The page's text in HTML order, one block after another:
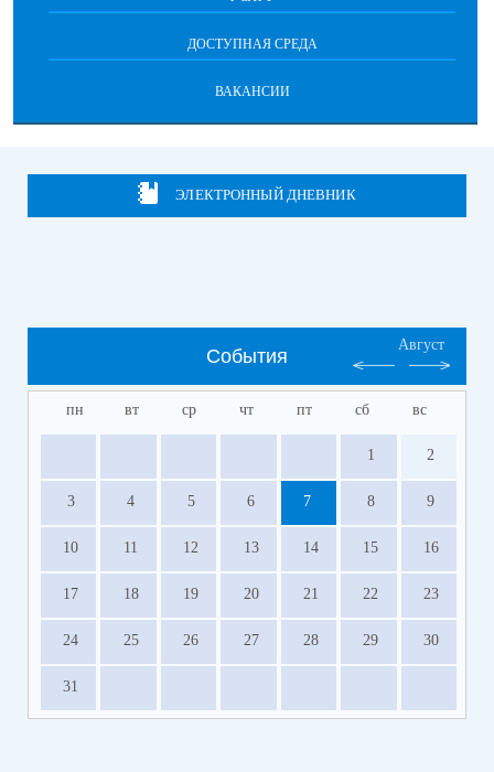
ДОСТУПНАЯ СРЕДА
ВАКАНСИИ
ЭЛЕКТРОННЫЙ ДНЕВНИК
События
Август
пн вт ср чт пт сб вс
1 2
3 4 5 6 7 8 9
10 11 12 13 14 15 16
17 18 19 20 21 22 23
24 25 26 27 28 29 30
31